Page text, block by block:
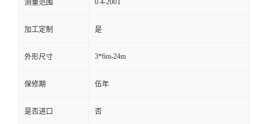
测量范围
加工定制 是
外形尺寸 3*6m-24m
保修期 伍年
是否进口 否